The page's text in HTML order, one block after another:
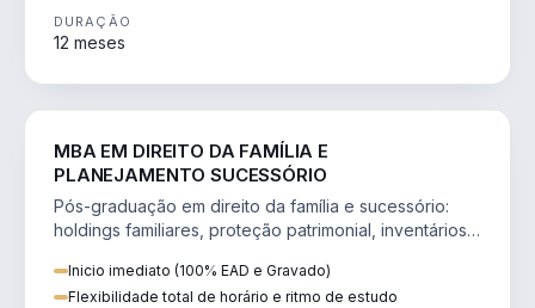
DURAÇÃO
12 meses
MBA EM DIREITO DA FAMÍLIA E
PLANEJAMENTO SUCESSÓRIO
Pós-graduação em direito da família e sucessório:
holdings familiares, proteção patrimonial, inventários
Inicio imediato (100% EAD e Gravado)
Flexibilidade total de horário e ritmo de estudo